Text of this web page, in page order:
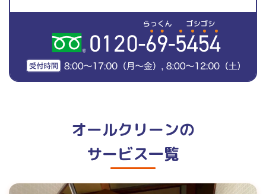
オールクリーンの
サービス一覧